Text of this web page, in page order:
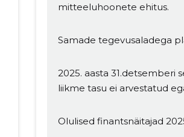
mitteeluhoonete ehitus.
Samade tegevusaladega
2025. aasta 31.detsemberi
liikme tasu ei arvestatud
Olulised finantsnäitajad